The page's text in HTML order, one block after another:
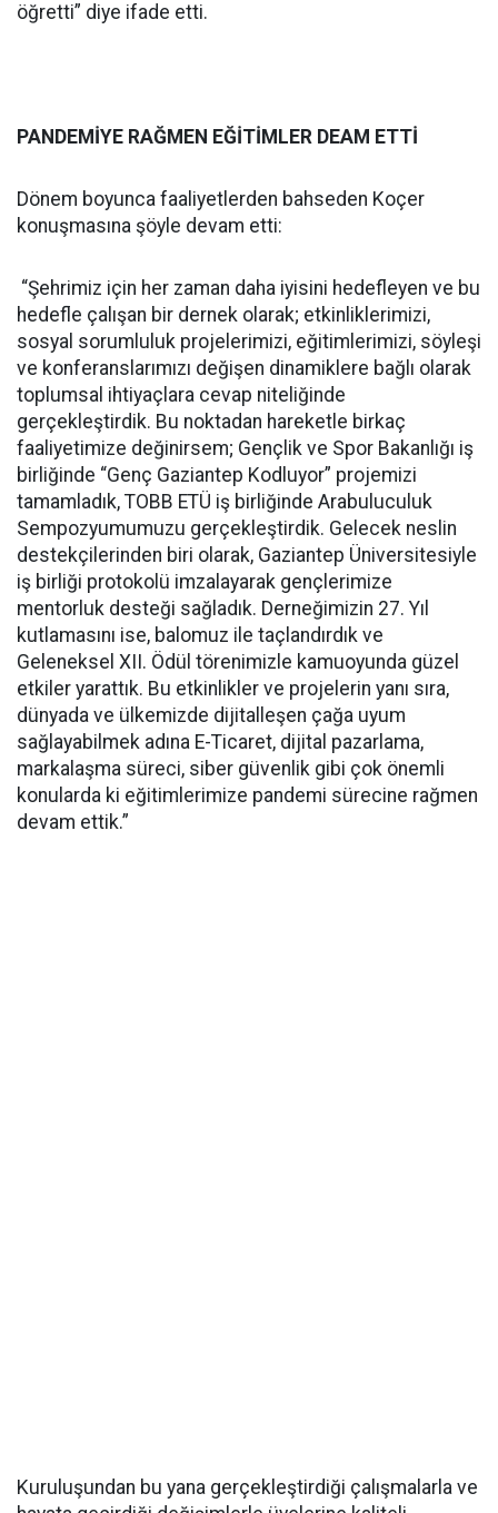
öğretti” diye ifade etti.
PANDEMİYE RAĞMEN EĞİTİMLER DEAM ETTİ
Dönem boyunca faaliyetlerden bahseden Koçer
konuşmasına şöyle devam etti:
“Şehrimiz için her zaman daha iyisini hedefleyen ve bu
hedefle çalışan bir dernek olarak; etkinliklerimizi,
sosyal sorumluluk projelerimizi, eğitimlerimizi, söyleşi
ve konferanslarımızı değişen dinamiklere bağlı olarak
toplumsal ihtiyaçlara cevap niteliğinde
gerçekleştirdik. Bu noktadan hareketle birkaç
faaliyetimize değinirsem; Gençlik ve Spor Bakanlığı iş
birliğinde “Genç Gaziantep Kodluyor” projemizi
tamamladık, TOBB ETÜ iş birliğinde Arabuluculuk
Sempozyumumuzu gerçekleştirdik. Gelecek neslin
destekçilerinden biri olarak, Gaziantep Üniversitesiyle
iş birliği protokolü imzalayarak gençlerimize
mentorluk desteği sağladık. Derneğimizin 27. Yıl
kutlamasını ise, balomuz ile taçlandırdık ve
Geleneksel XII. Ödül törenimizle kamuoyunda güzel
etkiler yarattık. Bu etkinlikler ve projelerin yanı sıra,
dünyada ve ülkemizde dijitalleşen çağa uyum
sağlayabilmek adına E-Ticaret, dijital pazarlama,
markalaşma süreci, siber güvenlik gibi çok önemli
konularda ki eğitimlerimize pandemi sürecine rağmen
devam ettik.”
Kuruluşundan bu yana gerçekleştirdiği çalışmalarla ve